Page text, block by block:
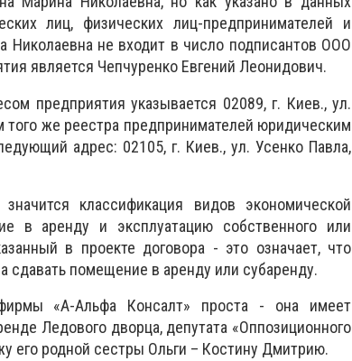
лиц, физических лиц-предпринимателей и
не входит в число подписантов ООО
является Чепчуренко Евгений Леонидович.
предприятия указывается 02089, г. Киев., ул.
же реестра предпринимателей юридическим
адрес: 02105, г. Киев., ул. Усенко Павла,
классификация видов экономической
в аренду и эксплуатацию собственного или
в проекте договора - это означает, что
сдавать помещение в аренду или субаренду.
«А-Альфа Консалт» проста - она имеет
Ледового дворца, депутата «Оппозиционного
его родной сестры Ольги – Костину Дмитрию.